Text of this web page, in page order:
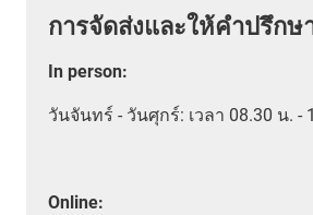
การจัดส่งและให้คำปรึกษ
In person:
วันจันทร์ - วันศุกร์: เวลา 08.30 น. -
Online: